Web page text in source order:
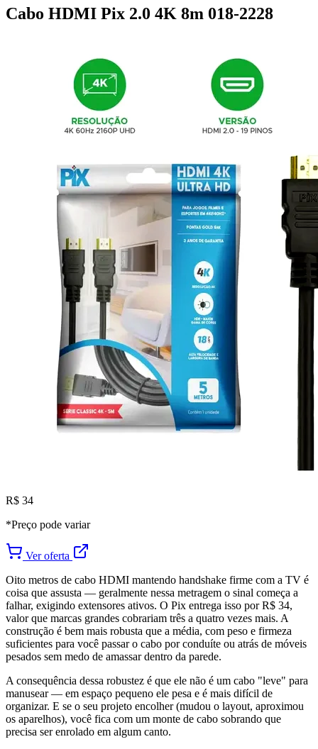
Cabo HDMI Pix 2.0 4K 8m 018-2228
R$ 34
*Preço pode variar
Ver oferta
Oito metros de cabo HDMI mantendo handshake firme com a TV é
coisa que assusta — geralmente nessa metragem o sinal começa a
falhar, exigindo extensores ativos. O Pix entrega isso por R$ 34,
valor que marcas grandes cobrariam três a quatro vezes mais. A
construção é bem mais robusta que a média, com peso e firmeza
suficientes para você passar o cabo por conduíte ou atrás de móveis
pesados sem medo de amassar dentro da parede.
A consequência dessa robustez é que ele não é um cabo "leve" para
manusear — em espaço pequeno ele pesa e é mais difícil de
organizar. E se o seu projeto encolher (mudou o layout, aproximou
os aparelhos), você fica com um monte de cabo sobrando que
precisa ser enrolado em algum canto.